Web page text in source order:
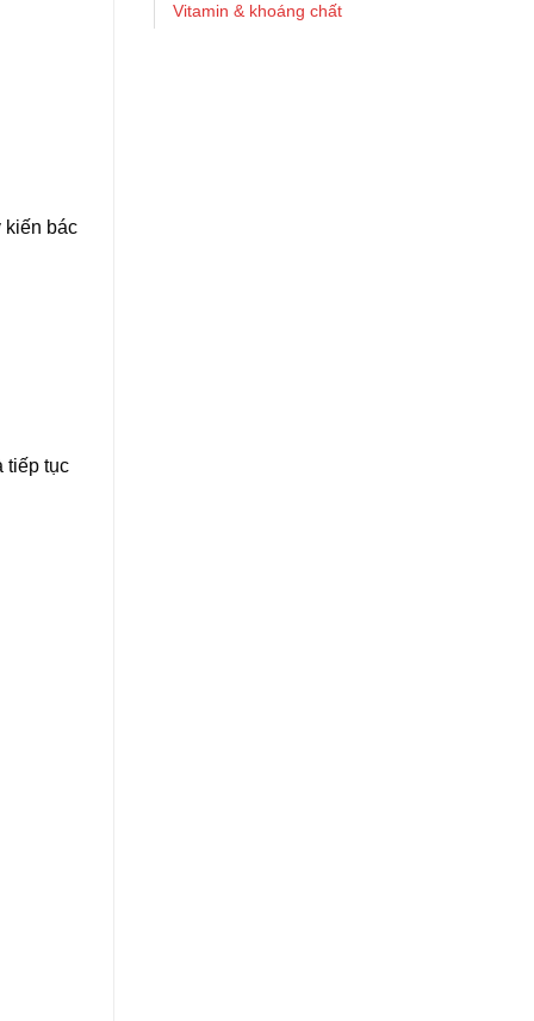
Vitamin & khoáng chất
kiến bác
tiếp tục